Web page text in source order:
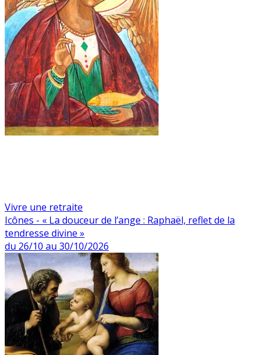
Vivre une retraite
Icônes - « La douceur de l’ange : Raphaël, reflet de la
tendresse divine »
du 26/10 au 30/10/2026